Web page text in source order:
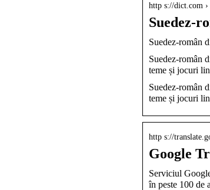
http s://dict.com ›
Suedez-
Suedez-român
Suedez-român
teme și jocuri
Suedez-român
teme și jocuri
http s://
Google
Serviciul
în peste 100 de